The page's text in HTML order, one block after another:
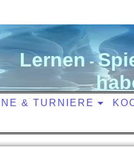
Lernen - S
& TURNIERE